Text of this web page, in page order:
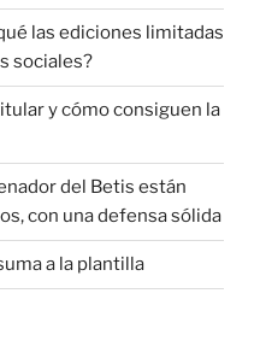
las ediciones limitadas
sociales?
y cómo consiguen la
del Betis están
con una defensa sólida
a la plantilla